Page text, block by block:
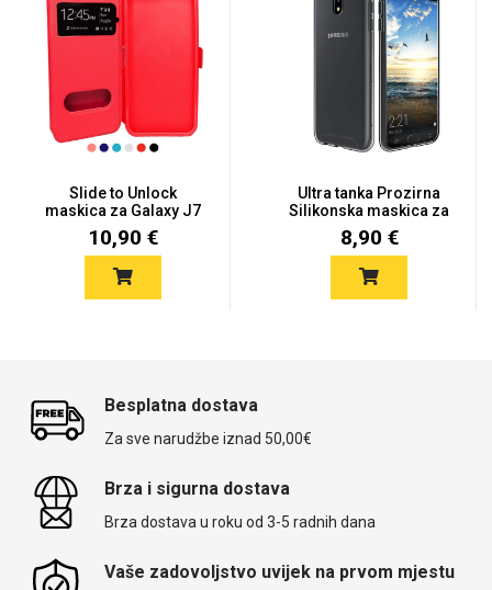
Slide to Unlock
maskica za Galaxy J7
(2017) -...
10,90 €
Ultra tanka Prozirna
Silikonska maskica za
Sam...
8,90 €
Besplatna dostava
Za sve narudžbe iznad 50,00€
Brza i sigurna dostava
Brza dostava u roku od 3-5 radnih dana
Vaše zadovoljstvo uvijek na prvom mjestu